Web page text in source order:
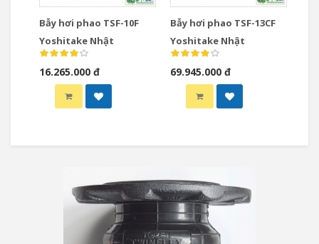
Bẫy hơi phao TSF-10F
Yoshitake Nhật
16.265.000 đ
Bẫy hơi phao TSF-13CF
Yoshitake Nhật
69.945.000 đ